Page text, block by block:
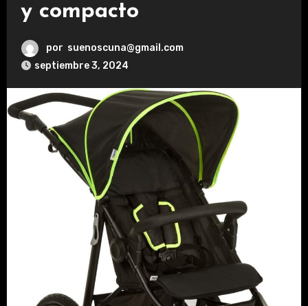
y compacto
por suenoscuna@gmail.com
septiembre 3, 2024